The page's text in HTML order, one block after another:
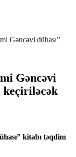
Gəncəvi dühası”
Gəncəvi
keçiriləcək
kitabı təqdim